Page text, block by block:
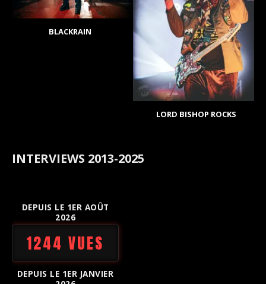
BLACKRAIN
LORD BISHOP ROCKS
INTERVIEWS 2013-2025
DEPUIS LE 1ER AOÛT
2026
1244 VUES
DEPUIS LE 1ER JANVIER